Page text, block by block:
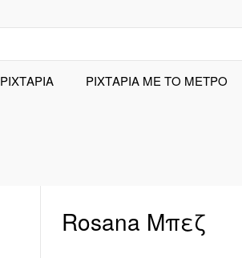
ΡΙΧΤΆΡΙΑ ΡΙΧΤΑΡΙΑ ΜΕ ΤΟ ΜΕΤΡΟ
Rosana Μπεζ